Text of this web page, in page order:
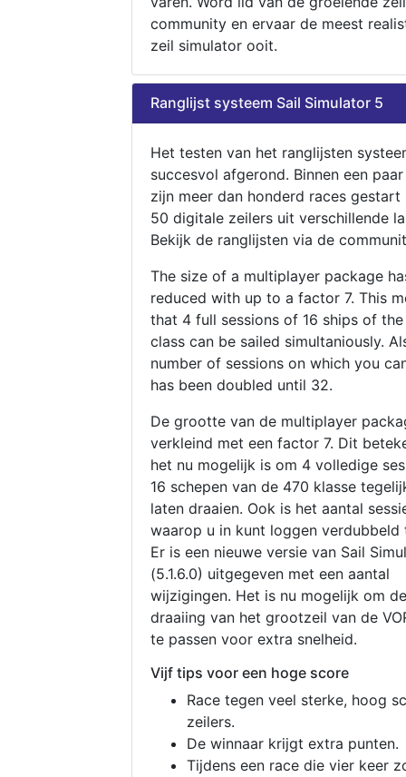
community en ervaar de meest
zeil simulator ooit.
Ranglijst systeem Sail Simulator 5
Het testen van het ranglijsten
succesvol afgerond. Binnen een
zijn meer dan honderd races gestart
50 digitale zeilers uit verschillende
Bekijk de ranglijsten via de
The size of a multiplayer package
reduced with up to a factor 7. This
that 4 full sessions of 16 ships of
class can be sailed simultaniously.
number of sessions on which you
has been doubled until 32.
De grootte van de multiplayer
verkleind met een factor 7. Dit
het nu mogelijk is om 4 volledige
16 schepen van de 470 klasse
laten draaien. Ook is het aantal
waarop u in kunt loggen verdubbeld
Er is een nieuwe versie van Sail
(5.1.6.0) uitgegeven met een aantal
wijzigingen. Het is nu mogelijk om de
draaiing van het grootzeil van de
te passen voor extra snelheid.
Vijf tips voor een hoge score
Race tegen veel sterke, hoog
zeilers.
De winnaar krijgt extra punten.
Tijdens een race die vier keer